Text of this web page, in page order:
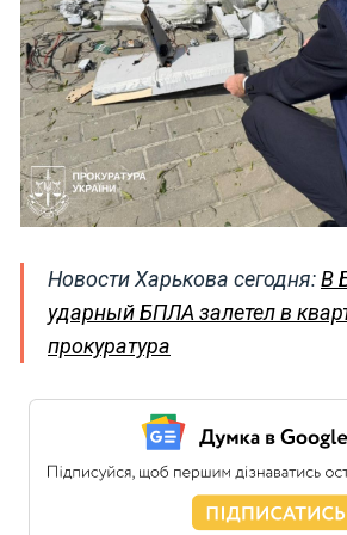
Новости Харькова сегодня:В
ударный БПЛА залетел в
прокуратура